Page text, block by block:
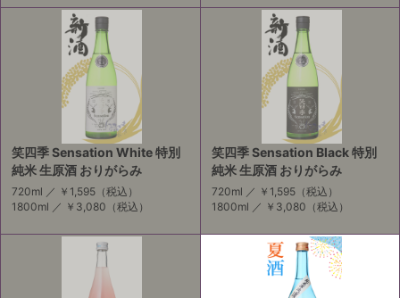
笑四季 Sensation White 特別
純米 生原酒 おりがらみ
720ml ／ ￥1,595 （税込）
1800ml ／ ￥3,080 （税込）
笑四季 Sensation Black 特別
純米 生原酒 おりがらみ
720ml ／ ￥1,595（税込）
1800ml ／ ￥3,080 （税込）